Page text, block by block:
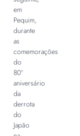
em
Pequim,
durante
as
comemorações
do
80º
aniversário
da
derrota
do
Japão